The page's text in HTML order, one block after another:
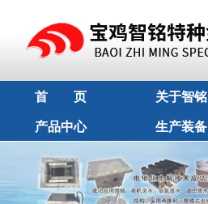
首 页 关于智铭
产品中心 生产装备